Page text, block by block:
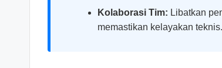
Kolaborasi Tim: Libatkan
memastikan kelayakan teknis.